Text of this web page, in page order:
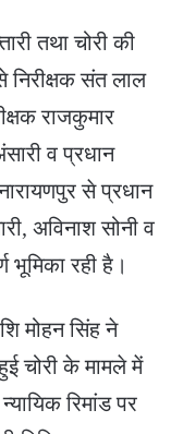
तथा चोरी की
निरीक्षक संत लाल
राजकुमार
व प्रधान
से प्रधान
अविनाश सोनी व
भूमिका रही है।
मोहन सिंह ने
चोरी के मामले में
रिमांड पर